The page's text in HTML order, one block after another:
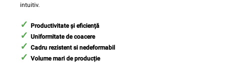
intuitiv.
Productivitate și eficiență
Uniformitate de coacere
Cadru rezistent si nedeformabil
Volume mari de producție